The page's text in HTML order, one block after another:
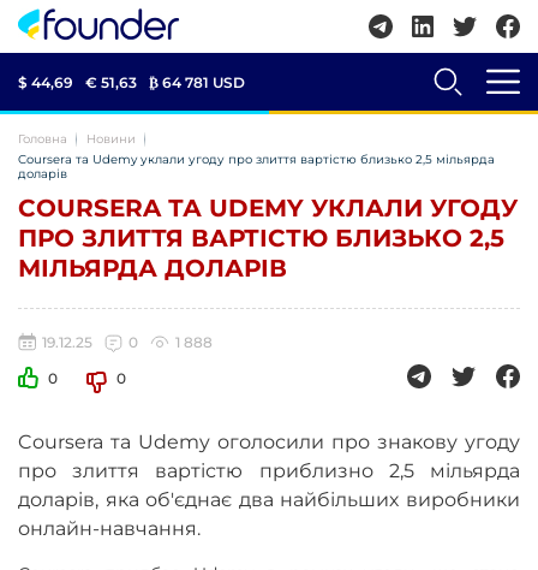
$ 44,69 € 51,63 ₿ 64 781 USD
Головна
Новини
Coursera та Udemy уклали угоду про злиття вартістю близько 2,5 мільярда
доларів
COURSERA ТА UDEMY УКЛАЛИ УГОДУ
ПРО ЗЛИТТЯ ВАРТІСТЮ БЛИЗЬКО 2,5
МІЛЬЯРДА ДОЛАРІВ
19.12.25 0
1 888
0
0
Coursera та Udemy оголосили про знакову угоду
про злиття вартістю приблизно 2,5 мільярда
доларів, яка об'єднає два найбільших виробники
онлайн-навчання.